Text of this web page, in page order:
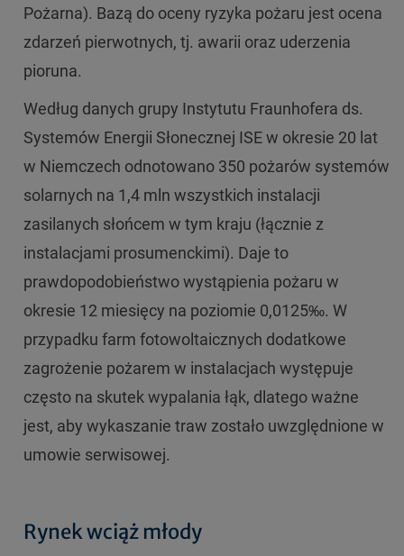
Pożarna). Bazą do oceny ryzyka pożaru jest ocena
zdarzeń pierwotnych, tj. awarii oraz uderzenia
pioruna.
Według danych grupy Instytutu Fraunhofera ds.
Systemów Energii Słonecznej ISE w okresie 20 lat
w Niemczech odnotowano 350 pożarów systemów
solarnych na 1,4 mln wszystkich instalacji
zasilanych słońcem w tym kraju (łącznie z
instalacjami prosumenckimi). Daje to
prawdopodobieństwo wystąpienia pożaru w
okresie 12 miesięcy na poziomie 0,0125‰. W
przypadku farm fotowoltaicznych dodatkowe
zagrożenie pożarem w instalacjach występuje
często na skutek wypalania łąk, dlatego ważne
jest, aby wykaszanie traw zostało uwzględnione w
umowie serwisowej.
Rynek wciąż młody